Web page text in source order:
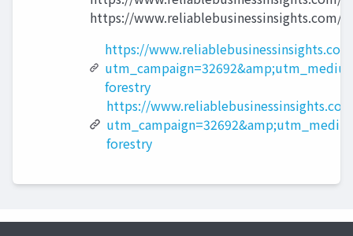
https://www.reliablebusinessinsights.com/
https://
forestry
https://
forestry